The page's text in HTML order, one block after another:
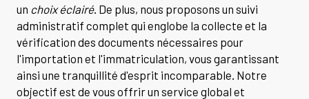
un choix éclairé. De plus, nous proposons un suivi
administratif complet qui englobe la collecte et la
vérification des documents nécessaires pour
l'importation et l'immatriculation, vous garantissant
ainsi une tranquillité d'esprit incomparable. Notre
objectif est de vous offrir un service global et